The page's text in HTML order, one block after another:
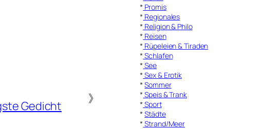
Gedicht
》
* Promis
* Regionales
* Religion & Philo
* Reisen
* Rüpeleien & Tiraden
* Schlafen
* See
* Sex & Erotik
*Sommer
* Speis & Trank
* Sport
*Städte
* Strand/Meer